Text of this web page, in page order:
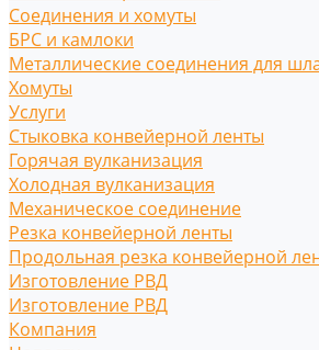
Соединения и хомуты
БРС и камлоки
Металлические соединения для
Хомуты
Услуги
Стыковка конвейерной ленты
Горячая вулканизация
Холодная вулканизация
Механическое соединение
Резка конвейерной ленты
Продольная резка конвейерной
Изготовление РВД
Изготовление РВД
Компания